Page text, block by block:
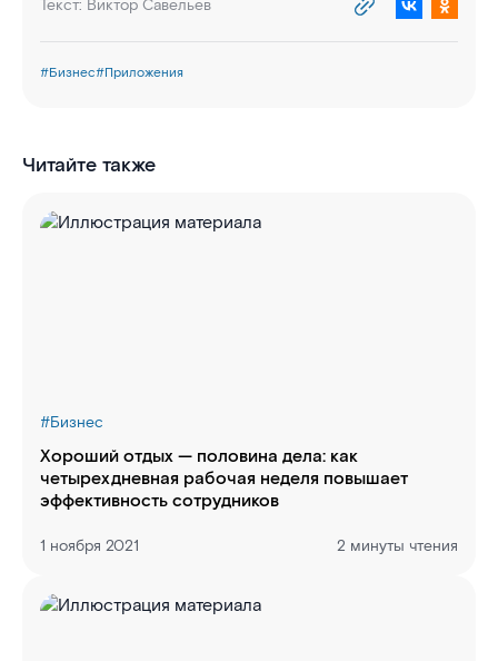
Текст: Виктор Савельев
#Бизнес#Приложения
Читайте также
#Бизнес
Хороший отдых — половина дела: как
четырехдневная рабочая неделя повышает
эффективность сотрудников
1 ноября 2021 2 минуты чтения